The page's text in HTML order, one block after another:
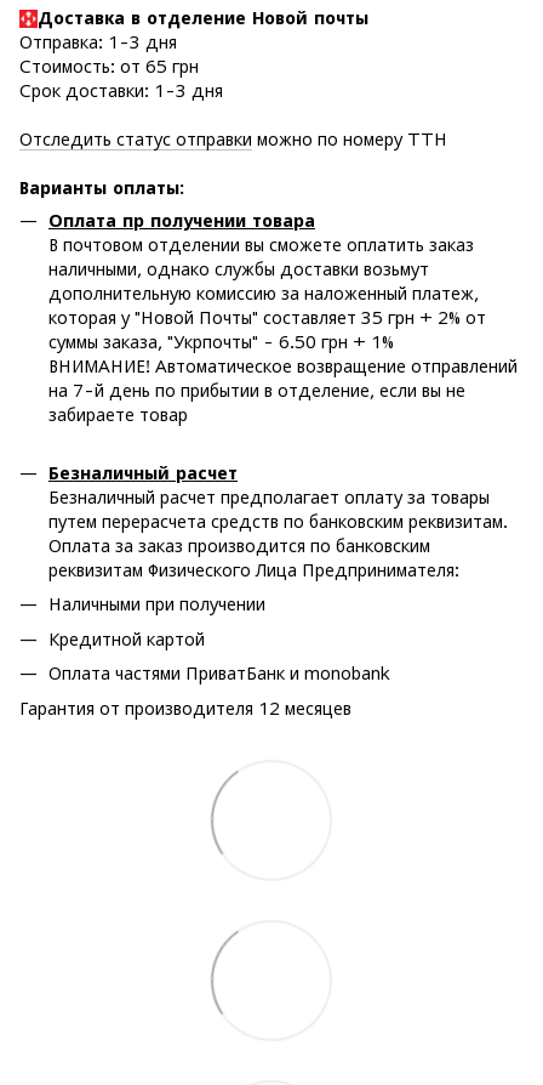
Доставка в отделение Новой почты
Отправка: 1-3 дня
Стоимость: от 65 грн
Срок доставки: 1-3 дня
Отследить статус отправки можно по номеру ТТН
Варианты оплаты:
Оплата пр получении товара
В почтовом отделении вы сможете оплатить заказ
наличными, однако службы доставки возьмут
дополнительную комиссию за наложенный платеж,
которая у "Новой Почты" составляет 35 грн + 2% от
суммы заказа, "Укрпочты" - 6.50 грн + 1%
ВНИМАНИЕ! Автоматическое возвращение отправлений
на 7-й день по прибытии в отделение, если вы не
забираете товар
Безналичный расчет
Безналичный расчет предполагает оплату за товары
путем перерасчета средств по банковским реквизитам.
Оплата за заказ производится по банковским
реквизитам Физического Лица Предпринимателя:
Наличными при получении
Кредитной картой
Оплата частями ПриватБанк и monobank
Гарантия от производителя 12 месяцев